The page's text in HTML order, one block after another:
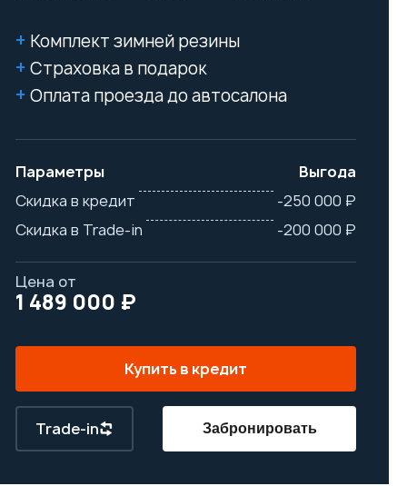
Комплект зимней резины
Страховка в подарок
Оплата проезда до автосалона
Параметры
Выгода
Скидка в кредит
-250 000 ₽
Скидка в Trade-in
-200 000 ₽
Цена от
1 489 000 ₽
Купить в кредит
Trade-in Забронировать